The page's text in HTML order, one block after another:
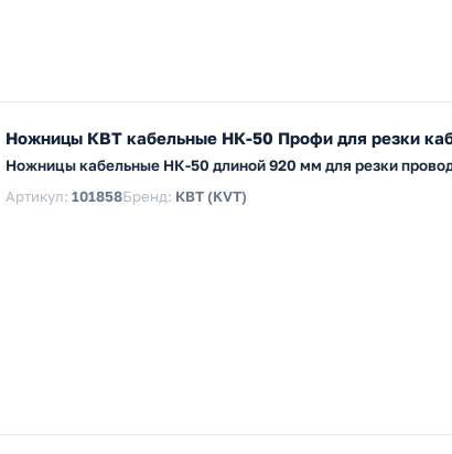
Ножницы КВТ кабельные НК-50 Профи для резки
Ножницы кабельные НК-50 длиной 920 мм для резки
Артикул: 101858Бренд: КВТ (KVT)